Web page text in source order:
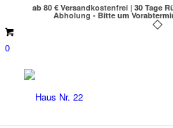
ab 80 € Versandkostenfrei | 30 Tage
Abholung - Bitte um
0